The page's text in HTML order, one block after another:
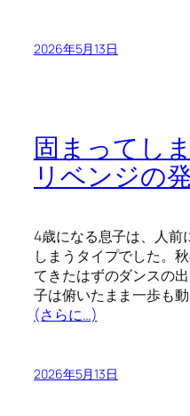
2026年5月13日
固まってし
リベンジの
4歳になる息子は、人前
しまうタイプでした。
てきたはずのダンスの
子は俯いたまま一歩も動
(さらに…)
2026年5月13日